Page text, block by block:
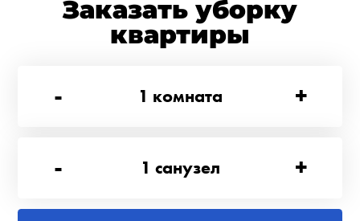
Заказать уборку
квартиры
-
1 комната +
- 1 санузел +